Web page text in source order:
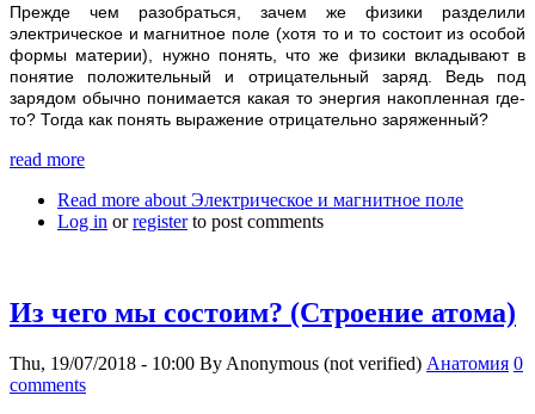
Прежде чем разобраться, зачем же физики разделили
электрическое и магнитное поле (хотя то и то состоит из особой
формы материи), нужно понять, что же физики вкладывают в
понятие положительный и отрицательный заряд. Ведь под
зарядом обычно понимается какая то энергия накопленная где-
то? Тогда как понять выражение отрицательно заряженный?
read more
Read more about Электрическое и магнитное поле
Log in orregisterto post comments
Из чего мы состоим? (Строение атома)
Thu, 19/07/2018 - 10:00 By Anonymous (not verified) Анатомия 0
comments